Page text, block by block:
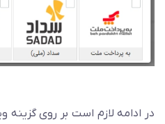
در ادامه لازم است بر روی